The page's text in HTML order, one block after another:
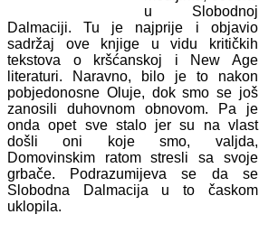
u Slobodnoj
Dalmaciji. Tu je najprije i objavio
sadržaj ove knjige u vidu kritičkih
tekstova o kršćanskoj i New Age
literaturi. Naravno, bilo je to nakon
pobjedonosne Oluje, dok smo se još
zanosili duhovnom obnovom. Pa je
onda opet sve stalo jer su na vlast
došli oni koje smo, valjda,
Domovinskim ratom stresli sa svoje
grbače. Podrazumijeva se da se
Slobodna Dalmacija u to časkom
uklopila.